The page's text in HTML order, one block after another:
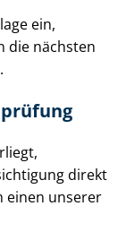
ein,
die nächsten
direkt
einen unserer